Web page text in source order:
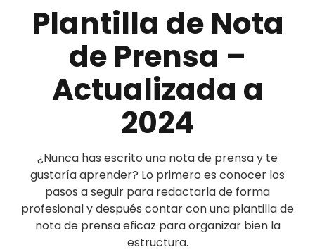
Plantilla de Nota
de Prensa –
Actualizada a
2024
¿Nunca has escrito una nota de prensa y te
gustaría aprender? Lo primero es conocer los
pasos a seguir para redactarla de forma
profesional y después contar con una plantilla de
nota de prensa eficaz para organizar bien la
estructura.